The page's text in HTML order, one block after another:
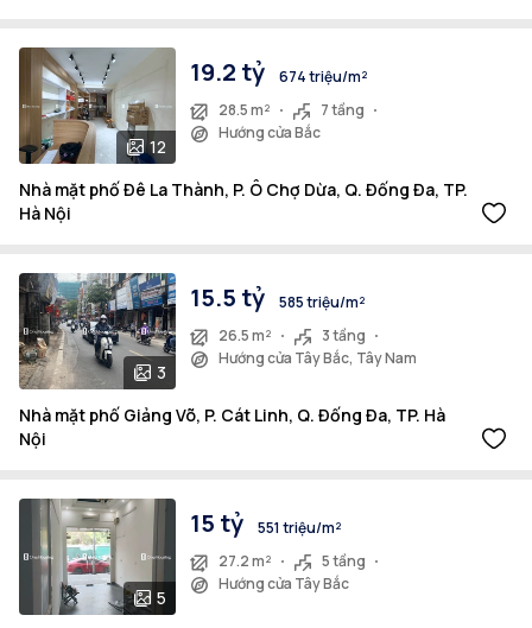
12
19.2 tỷ
674 triệu/m²
28.5 m²
7 tầng
Hướng cửa Bắc
Nhà mặt phố Đê La Thành, P. Ô Chợ Dừa, Q. Đống Đa, TP.
Hà Nội
3
15.5 tỷ
585 triệu/m²
26.5 m²
3 tầng
Hướng cửa Tây Bắc, Tây Nam
Nhà mặt phố Giảng Võ, P. Cát Linh, Q. Đống Đa, TP. Hà
Nội
5
15 tỷ
551 triệu/m²
27.2 m²
5 tầng
Hướng cửa Tây Bắc